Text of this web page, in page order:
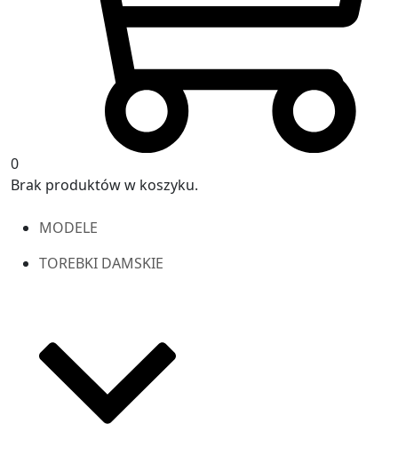
0
Brak produktów w koszyku.
MODELE
TOREBKI DAMSKIE